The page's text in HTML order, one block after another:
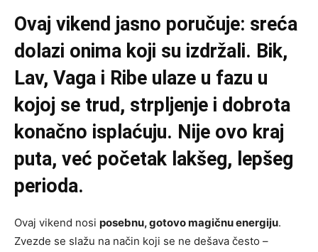
Ovaj vikend jasno poručuje: sreća
dolazi onima koji su izdržali. Bik,
Lav, Vaga i Ribe ulaze u fazu u
kojoj se trud, strpljenje i dobrota
konačno isplaćuju. Nije ovo kraj
puta, već početak lakšeg, lepšeg
perioda.
Ovaj vikend nosi posebnu, gotovo magičnu energiju.
Zvezde se slažu na način koji se ne dešava često –